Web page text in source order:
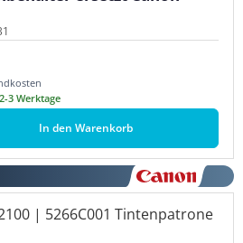
3 Werktage
In den Warenkorb